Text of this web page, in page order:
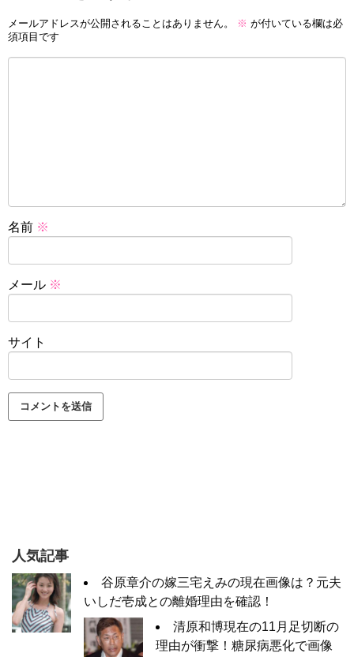
メールアドレスが公開されることはありません。 ※ が付いている欄は必
須項目です
名前 ※
メール ※
サイト
人気記事
谷原章介の嫁三宅えみの現在画像は？元夫
いしだ壱成との離婚理由を確認！
清原和博現在の11月足切断の
理由が衝撃！糖尿病悪化で画像